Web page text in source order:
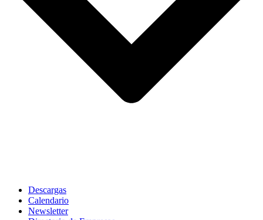
Descargas
Calendario
Newsletter